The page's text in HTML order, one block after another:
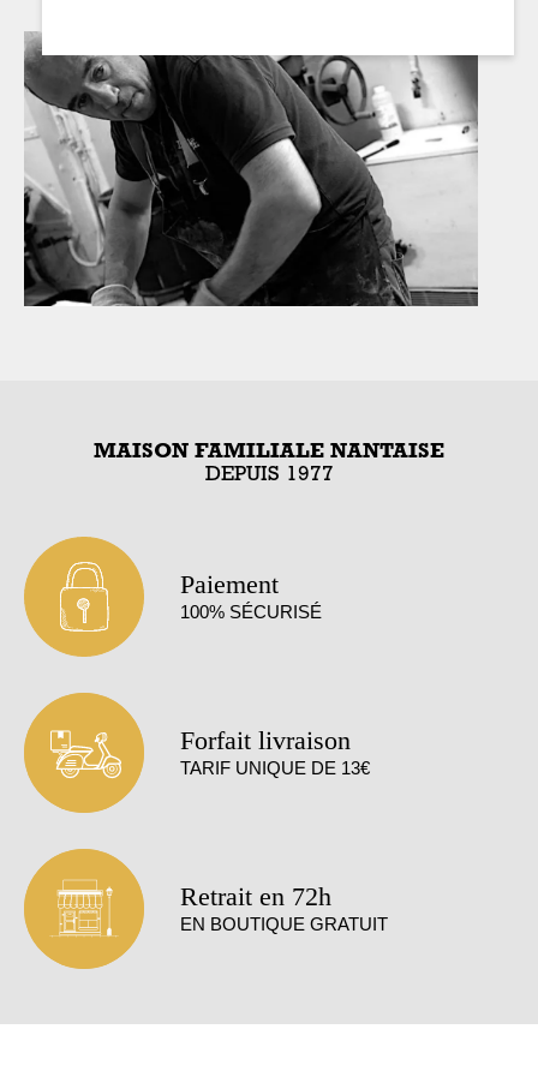
MAISON FAMILIALE NANTAISE
DEPUIS 1977
Paiement
100% SÉCURISÉ
Forfait livraison
TARIF UNIQUE DE 13€
Retrait en 72h
EN BOUTIQUE GRATUIT